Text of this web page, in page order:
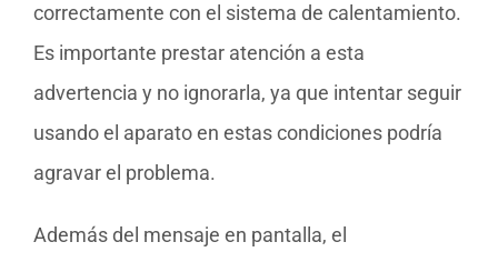
correctamente con el sistema de calentamiento.
Es importante prestar atención a esta
advertencia y no ignorarla, ya que intentar seguir
usando el aparato en estas condiciones podría
agravar el problema.
Además del mensaje en pantalla, el